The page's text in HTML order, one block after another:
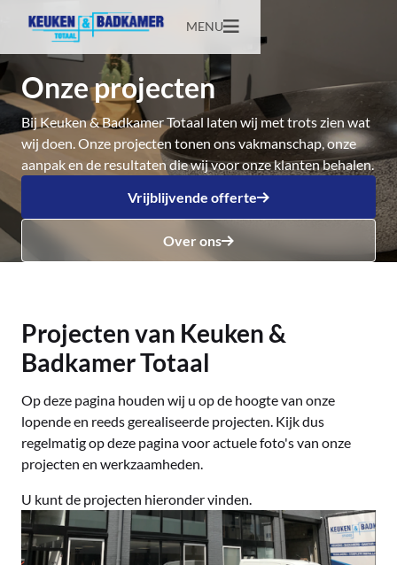
MENU
Onze projecten
Bij Keuken & Badkamer Totaal laten wij met trots zien wat
wij doen. Onze projecten tonen ons vakmanschap, onze
aanpak en de resultaten die wij voor onze klanten behalen.
Vrijblijvende offerte
Over ons
Projecten van Keuken &
Badkamer Totaal
Op deze pagina houden wij u op de hoogte van onze
lopende en reeds gerealiseerde projecten. Kijk dus
regelmatig op deze pagina voor actuele foto's van onze
projecten en werkzaamheden.
U kunt de projecten hieronder vinden.